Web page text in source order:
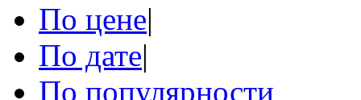
По цене|
По дате|
По популярности